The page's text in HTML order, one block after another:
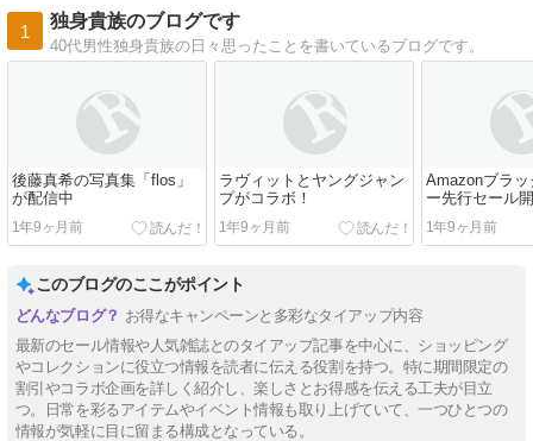
1
独身貴族のブログです
40代男性独身貴族の日々思ったことを書いているブログです。
後藤真希の写真集「flos」
が配信中
1年9ヶ月前
ラヴィットとヤングジャン
プがコラボ！
1年9ヶ月前
Amazonブラ
ー先行セール
1年9ヶ月前
このブログのここがポイント
お得なキャンペーンと多彩なタイアップ内容
最新のセール情報や人気雑誌とのタイアップ記事を中心に、ショッピング
やコレクションに役立つ情報を読者に伝える役割を持つ。特に期間限定の
割引やコラボ企画を詳しく紹介し、楽しさとお得感を伝える工夫が目立
つ。日常を彩るアイテムやイベント情報も取り上げていて、一つひとつの
情報が気軽に目に留まる構成となっている。